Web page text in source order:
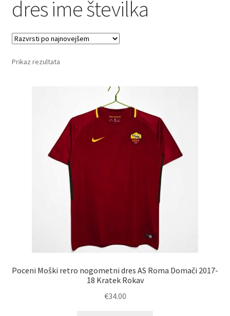
dres ime številka
Prikaz rezultata
Poceni Moški retro nogometni dres AS Roma Domači 2017-
18 Kratek Rokav
€34.00